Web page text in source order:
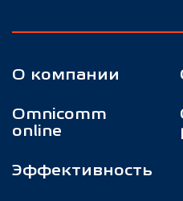
О компании
Omnicomm
online
Эффективность